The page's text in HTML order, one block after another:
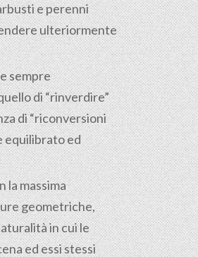
e perenni
ulteriormente
sempre
di “rinverdire”
di “riconversioni
equilibrato ed
la massima
geometriche,
in cui le
ed essi stessi